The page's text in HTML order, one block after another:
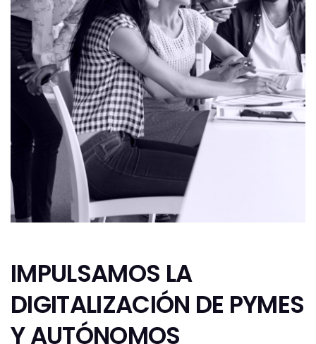
IMPULSAMOS LA
DIGITALIZACIÓN DE PYMES
Y AUTÓNOMOS